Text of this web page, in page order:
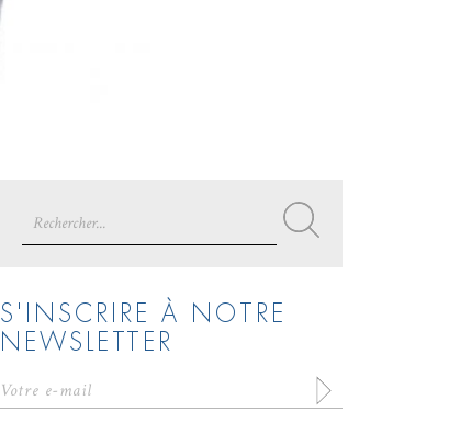
for:
S'INSCRIRE À NOTRE
NEWSLETTER